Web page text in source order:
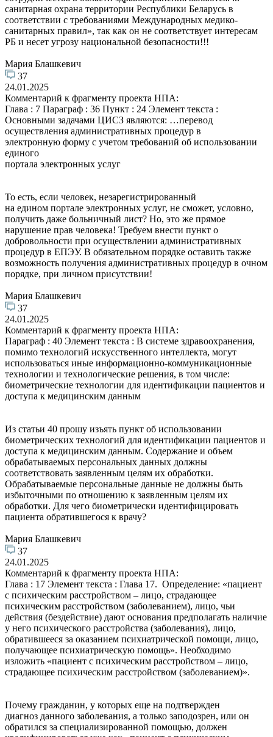
санитарная охрана территории Республики Беларусь в
соответствии с требованиями Международных медико-
санитарных правил», так как он не соответствует интересам
РБ и несет угрозу национальной безопасности!!!
Мария Блашкевич
37
24.01.2025
Комментарий к фрагменту проекта НПА:
Глава : 7 Параграф : 36 Пункт : 24 Элемент текста :
Основными задачами ЦИСЗ являются: …перевод
осуществления административных процедур в
электронную форму с учетом требований об использовании
единого
портала электронных услуг
То есть, если человек, незарегистрированный
на едином портале электронных услуг, не сможет, условно,
получить даже больничный лист? Но, это же прямое
нарушение прав человека! Требуем внести пункт о
добровольности при осуществлении административных
процедур в ЕПЭУ. В обязательном порядке оставить также
возможность получения административных процедур в очном
порядке, при личном присутствии!
Мария Блашкевич
37
24.01.2025
Комментарий к фрагменту проекта НПА:
Параграф : 40 Элемент текста : В системе здравоохранения,
помимо технологий искусственного интеллекта, могут
использоваться иные информационно-коммуникационные
технологии и технологические решения, в том числе:
биометрические технологии для идентификации пациентов и
доступа к медицинским данным
Из статьи 40 прошу изъять пункт об использовании
биометрических технологий для идентификации пациентов и
доступа к медицинским данным. Содержание и объем
обрабатываемых персональных данных должны
соответствовать заявленным целям их обработки.
Обрабатываемые персональные данные не должны быть
избыточными по отношению к заявленным целям их
обработки. Для чего биометрически идентифицировать
пациента обратившегося к врачу?
Мария Блашкевич
37
24.01.2025
Комментарий к фрагменту проекта НПА:
Глава : 17 Элемент текста : Глава 17. Определение: «пациент
с психическим расстройством – лицо, страдающее
психическим расстройством (заболеванием), лицо, чьи
действия (бездействие) дают основания предполагать наличие
у него психического расстройства (заболевания), лицо,
обратившееся за оказанием психиатрической помощи, лицо,
получающее психиатрическую помощь». Необходимо
изложить «пациент с психическим расстройством – лицо,
страдающее психическим расстройством (заболеванием)».
Почему гражданин, у которых еще на подтвержден
диагноз данного заболевания, а только заподозрен, или он
обратился за специализированной помощью, должен